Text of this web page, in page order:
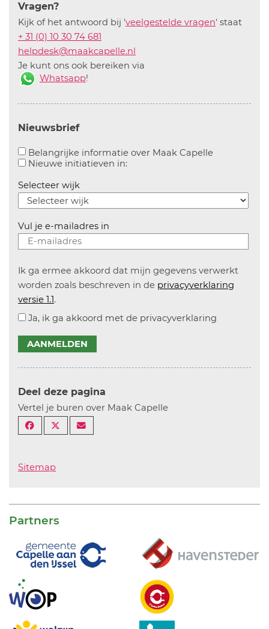
Vragen?
Kijk of het antwoord bij 'veelgestelde vragen' staat
+ 31 (0) 10 30 74 681
helpdesk@maakcapelle.nl
Je kunt ons ook bereiken via
Whatsapp!
Nieuwsbrief
Belangrijke informatie over Maak CapelleAanvinken
Nieuwe initiatieven in:Aanvinken om informatie over
Selecteer wijk
Vul je e-mailadres in
Ik ga ermee akkoord dat mijn gegevens verwerkt
worden zoals beschreven in de privacyverklaring
versie 1.1.
Ja, ik ga akkoord met de privacyverklaring
AANMELDEN
Deel deze pagina
Vertel je buren over Maak Capelle
Sitemap
Partners